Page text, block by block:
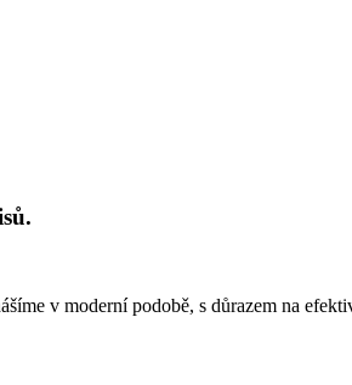
v moderní podobě, s důrazem na